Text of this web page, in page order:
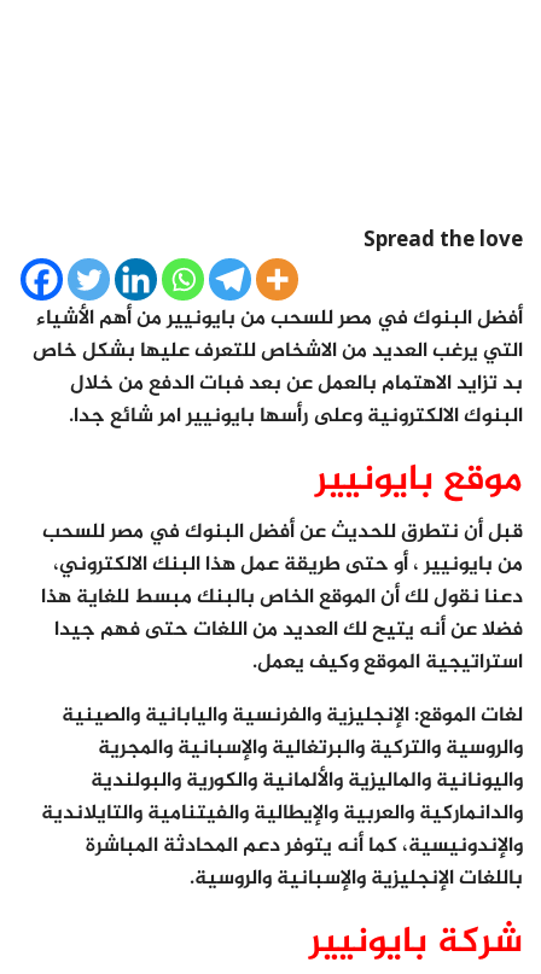
Spread the love
أفضل البنوك في مصر للسحب من بايونيير من أهم الأشياء
التي يرغب العديد من الاشخاص للتعرف عليها بشكل خاص
بد تزايد الاهتمام بالعمل عن بعد فبات الدفع من خلال
البنوك الالكترونية وعلى رأسها بايونيير امر شائع جدا.
موقع بايونيير
قبل أن نتطرق للحديث عن أفضل البنوك في مصر للسحب
من بايونيير ، أو حتى طريقة عمل هذا البنك الالكتروني،
دعنا نقول لك أن الموقع الخاص بالبنك مبسط للغاية هذا
فضلا عن أنه يتيح لك العديد من اللغات حتى فهم جيدا
استراتيجية الموقع وكيف يعمل.
لغات الموقع: الإنجليزية والفرنسية واليابانية والصينية
والروسية والتركية والبرتغالية والإسبانية والمجرية
واليونانية والماليزية والألمانية والكورية والبولندية
والدانماركية والعربية والإيطالية والفيتنامية والتايلاندية
والإندونيسية، كما أنه يتوفر دعم المحادثة المباشرة
باللغات الإنجليزية والإسبانية والروسية.
شركة بايونيير